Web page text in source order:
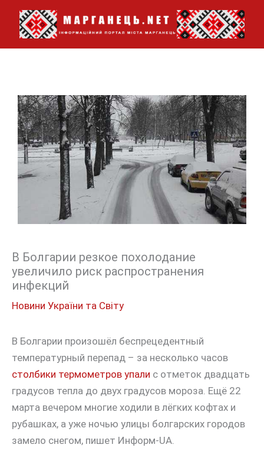
Перейти
вмісту
В Болгарии резкое похолодание
увеличило риск распространения
инфекций
Новини України та Світу
В Болгарии произошёл беспрецедентный
температурный перепад – за несколько часов
столбики термометров упали с отметок двадцать
градусов тепла до двух градусов мороза. Ещё 22
марта вечером многие ходили в лёгких кофтах и
рубашках, а уже ночью улицы болгарских городов
замело снегом, пишет Информ-UA.